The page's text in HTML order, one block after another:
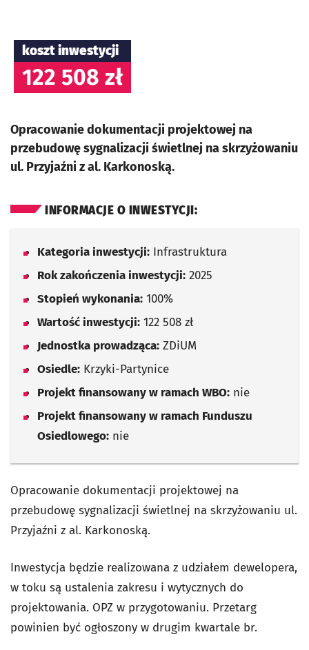
koszt inwestycji
122 508 zł
Opracowanie dokumentacji projektowej na
przebudowę sygnalizacji świetlnej na skrzyżowaniu
ul. Przyjaźni z al. Karkonoską.
INFORMACJE O INWESTYCJI:
Kategoria inwestycji: Infrastruktura
Rok zakończenia inwestycji: 2025
Stopień wykonania: 100%
Wartość inwestycji: 122 508 zł
Jednostka prowadząca: ZDiUM
Osiedle: Krzyki-Partynice
Projekt finansowany w ramach WBO: nie
Projekt finansowany w ramach Funduszu
Osiedlowego: nie
Opracowanie dokumentacji projektowej na
przebudowę sygnalizacji świetlnej na skrzyżowaniu ul.
Przyjaźni z al. Karkonoską.
Inwestycja będzie realizowana z udziałem dewelopera,
w toku są ustalenia zakresu i wytycznych do
projektowania. OPZ w przygotowaniu. Przetarg
powinien być ogłoszony w drugim kwartale br.